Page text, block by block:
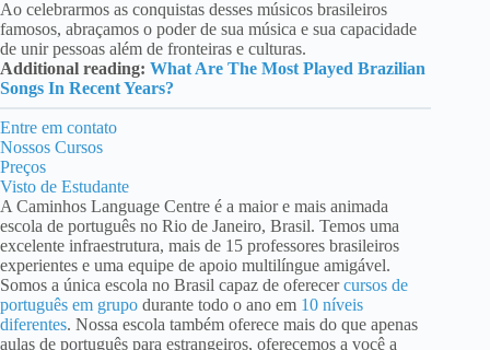
Ao celebrarmos as conquistas desses músicos brasileiros
famosos, abraçamos o poder de sua música e sua capacidade
de unir pessoas além de fronteiras e culturas.
Additional reading: What Are The Most Played Brazilian
Songs In Recent Years?
Entre em contato
Nossos Cursos
Preços
Visto de Estudante
A Caminhos Language Centre é a maior e mais animada
escola de português no Rio de Janeiro, Brasil. Temos uma
excelente infraestrutura, mais de 15 professores brasileiros
experientes e uma equipe de apoio multilíngue amigável.
Somos a única escola no Brasil capaz de oferecercursos de
português em grupo durante todo o ano em 10 níveis
diferentes. Nossa escola também oferece mais do que apenas
aulas de português para estrangeiros, oferecemos a você a